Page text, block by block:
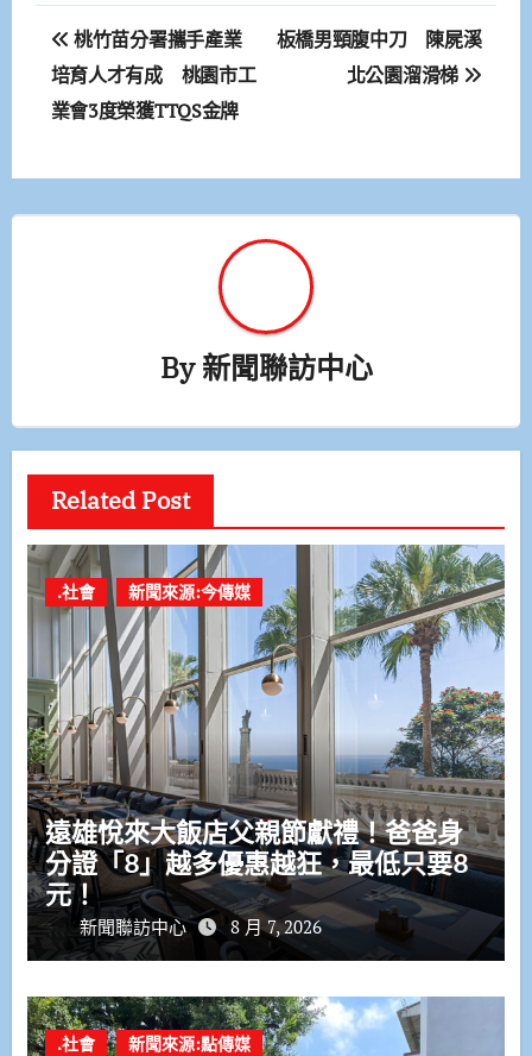
文
章
導
覽
桃竹苗分署攜手產業
培育人才有成 桃園市工
業會3度榮獲TTQS金牌
板橋男頸腹中刀 陳屍溪
北公園溜滑梯
By新聞聯訪中心
Related Post
.社會 新聞來源:今傳媒
遠雄悅來大飯店父親節獻禮！爸爸身
分證「8」越多優惠越狂，最低只要8
元！
新聞聯訪中心 8 月 7, 2026
.社會 新聞來源:點傳媒